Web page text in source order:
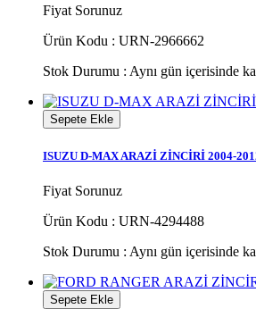
Fiyat Sorunuz
Ürün Kodu : URN-2966662
Stok Durumu : Aynı gün içerisinde
Sepete Ekle
ISUZU D-MAX ARAZİ ZİNCİRİ 2004-
Fiyat Sorunuz
Ürün Kodu : URN-4294488
Stok Durumu : Aynı gün içerisinde
Sepete Ekle